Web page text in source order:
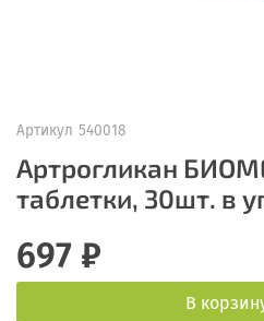
Артикул 540018
Артрогликан
таблетки, 30шт. в
697 ₽
В